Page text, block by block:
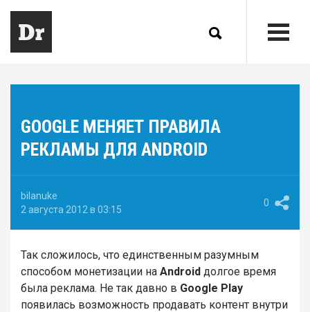
GOOGLE МЕНЯЕТ ПРАВИЛА
РЕКЛАМЫ ДЛЯ ANDROID
bilanuke
2 августа 2012 в 03:15
0
Так сложилось, что единственным разумным
способом монетизации на Android долгое время
была реклама. Не так давно в Google Play
появилась возможность продавать контент внутри